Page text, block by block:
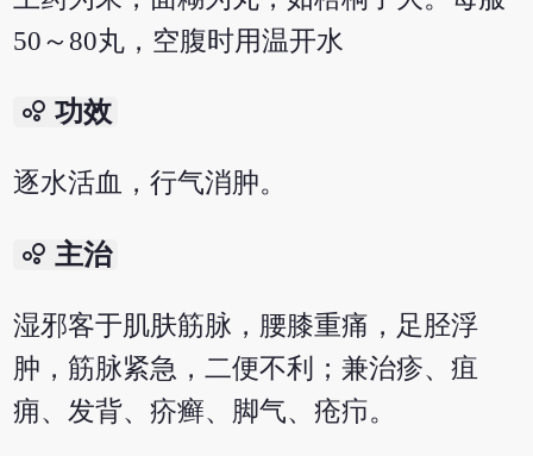
50～80丸，空腹时用温开水
bubble_chart 功效
逐水活血，行气消肿。
bubble_chart 主治
湿邪客于肌肤筋脉，腰膝重痛，足胫浮
肿，筋脉紧急，二便不利；兼治疹、疽
痈、发背、疥癣、脚气、疮疖。